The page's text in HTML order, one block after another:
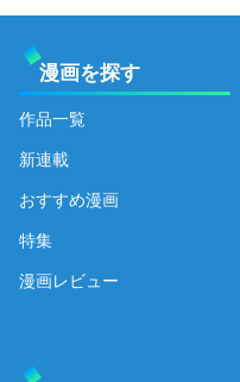
漫画を探す
作品一覧
新連載
おすすめ漫画
特集
漫画レビュー